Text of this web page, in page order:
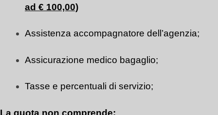
ad € 100,00)
Assistenza accompagnatore dell’agenzia;
Assicurazione medico bagaglio;
Tasse e percentuali di servizio;
La quota non comprende: